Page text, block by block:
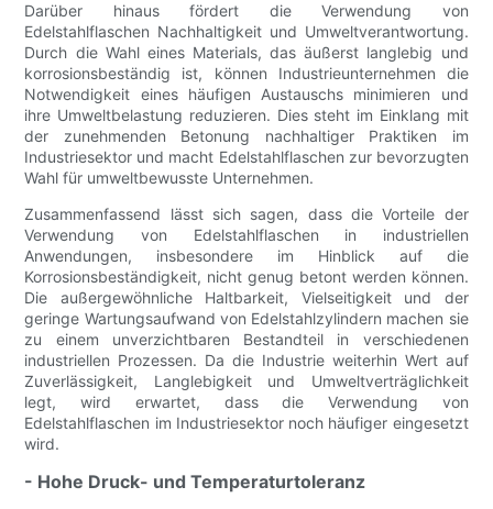
Darüber hinaus fördert die Verwendung von
Edelstahlflaschen Nachhaltigkeit und Umweltverantwortung.
Durch die Wahl eines Materials, das äußerst langlebig und
korrosionsbeständig ist, können Industrieunternehmen die
Notwendigkeit eines häufigen Austauschs minimieren und
ihre Umweltbelastung reduzieren. Dies steht im Einklang mit
der zunehmenden Betonung nachhaltiger Praktiken im
Industriesektor und macht Edelstahlflaschen zur bevorzugten
Wahl für umweltbewusste Unternehmen.
Zusammenfassend lässt sich sagen, dass die Vorteile der
Verwendung von Edelstahlflaschen in industriellen
Anwendungen, insbesondere im Hinblick auf die
Korrosionsbeständigkeit, nicht genug betont werden können.
Die außergewöhnliche Haltbarkeit, Vielseitigkeit und der
geringe Wartungsaufwand von Edelstahlzylindern machen sie
zu einem unverzichtbaren Bestandteil in verschiedenen
industriellen Prozessen. Da die Industrie weiterhin Wert auf
Zuverlässigkeit, Langlebigkeit und Umweltverträglichkeit
legt, wird erwartet, dass die Verwendung von
Edelstahlflaschen im Industriesektor noch häufiger eingesetzt
wird.
- Hohe Druck- und Temperaturtoleranz